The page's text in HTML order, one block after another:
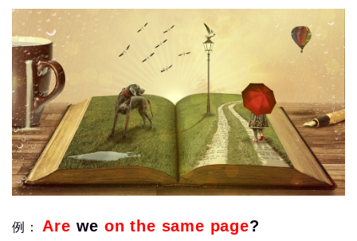
例： Are weon the same page?